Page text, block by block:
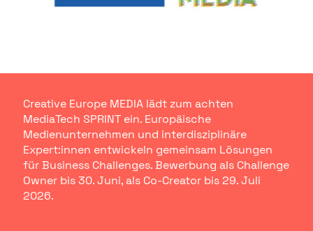
Creative Europe MEDIA lädt zum achten
MediaTech SPRINT ein. Europäische
Medienunternehmen und interdisziplinäre
Expert:innen entwickeln gemeinsam Lösungen
für Business Challenges. Bewerbung als Challenge
Owner bis 30. Juni, als Co-Creator bis 29. Juli
2026.